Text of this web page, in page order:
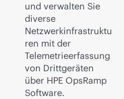
und verwalten Sie
diverse
Netzwerkinfrastruktu
ren mit der
Telemetrieerfassung
von Drittgeräten
über HPE OpsRamp
Software.